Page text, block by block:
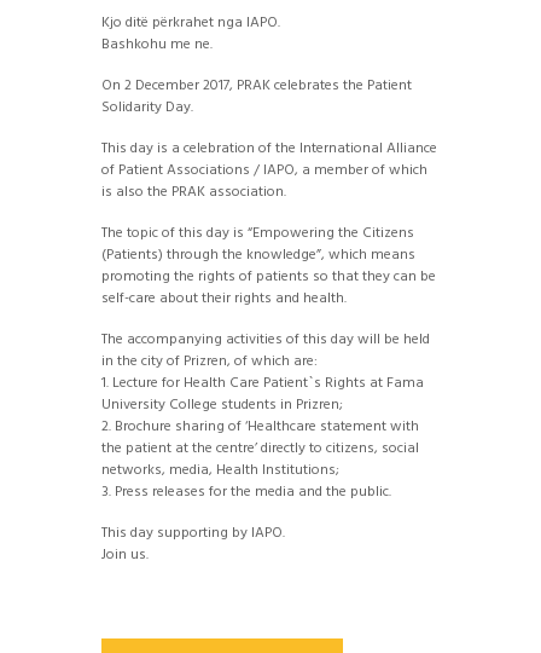
Kjo ditë përkrahet nga IAPO.
Bashkohu me ne.
On 2 December 2017, PRAK celebrates the Patient
Solidarity Day.
This day is a celebration of the International Alliance
of Patient Associations / IAPO, a member of which
is also the PRAK association.
The topic of this day is “Empowering the Citizens
(Patients) through the knowledge”, which means
promoting the rights of patients so that they can be
self-care about their rights and health.
The accompanying activities of this day will be held
in the city of Prizren, of which are:
1. Lecture for Health Care Patient`s Rights at Fama
University College students in Prizren;
2. Brochure sharing of ‘Healthcare statement with
the patient at the centre’ directly to citizens, social
networks, media, Health Institutions;
3. Press releases for the media and the public.
This day supporting by IAPO.
Join us.